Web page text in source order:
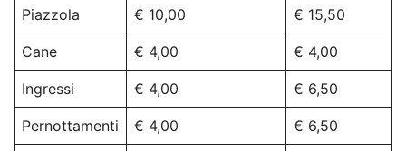
Piazzola € 10,00 € 15,50
Cane € 4,00 € 4,00
Ingressi € 4,00 € 6,50
Pernottamenti € 4,00 € 6,50